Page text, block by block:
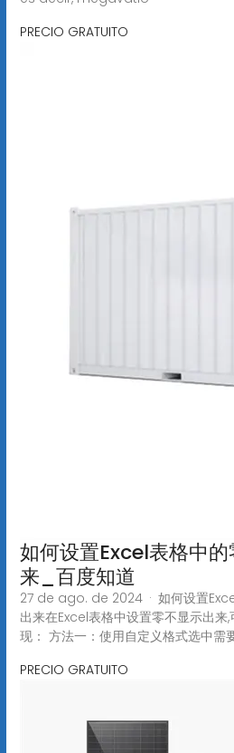
PRECIO GRATUITO
如何设置Excel表格中
来_百度知道
27 de ago. de 2024 · 如何设置
出来在Excel表格中设置零不显示出来
现： 方法一：使用自定义格式选中需
PRECIO GRATUITO